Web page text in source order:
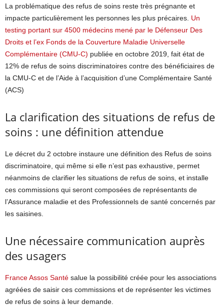
La problématique des refus de soins reste très prégnante et
impacte particulièrement les personnes les plus précaires. Un
testing portant sur 4500 médecins mené par le Défenseur Des
Droits et l’ex Fonds de la Couverture Maladie Universelle
Complémentaire (CMU-C) publiée en octobre 2019, fait état de
12% de refus de soins discriminatoires contre des bénéficiaires de
la CMU-C et de l’Aide à l’acquisition d’une Complémentaire Santé
(ACS)
La clarification des situations de refus de
soins : une définition attendue
Le décret du 2 octobre instaure une définition des Refus de soins
discriminatoire, qui même si elle n’est pas exhaustive, permet
néanmoins de clarifier les situations de refus de soins, et installe
ces commissions qui seront composées de représentants de
l’Assurance maladie et des Professionnels de santé concernés par
les saisines.
Une nécessaire communication auprès
des usagers
France Assos Santé salue la possibilité créée pour les associations
agréées de saisir ces commissions et de représenter les victimes
de refus de soins à leur demande.